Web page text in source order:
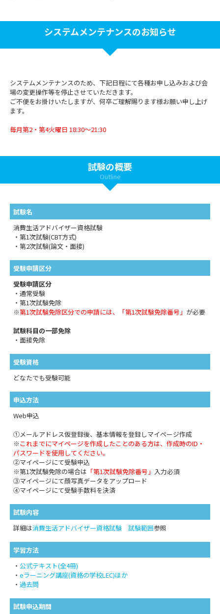
システムメンテナンスのお知らせ
システムメンテナンスのため、下記日程にて各種お申し込みおよび会
場の変更操作等を停止させていただきます。
ご不便をお掛けいたしますが、何卒ご理解賜ります様お願い申し上げ
ます。
毎月第2・第4火曜日 18:30～21:30
試験の概要
Outline
試験名
消費生活アドバイザー資格試験
・第1次試験(CBT方式)
・第2次試験(論文・面接)
受験申請区分
受験申請区分
・通常受験
・第1次試験免除
※第1次試験免除区分での申請には、「第1次試験免除番号」 が必要
試験科目の一部免除
・面接免除
受験資格
どなたでも受験可能
申込方法
Web申込
①メールアドレス仮登録後、基本情報を登録しマイページ作成
※ これまでにマイページを作成したことのある方は、作成時のID・
パスワードを使用してください。
②マイページにて受験申込
※第1次試験免除の場合は 「第1次試験免除番号」 入力必須
③マイページにて顔写真データをアップロード
④マイページにて受験手数料を決済
試験内容
詳細は消費生活アドバイザー資格試験 試験範囲参照
学習方法
・ 公式テキスト(全4冊)
・ eラーニング講座(資格の学校LEC)ほか
・ 過去問
試験申込期間